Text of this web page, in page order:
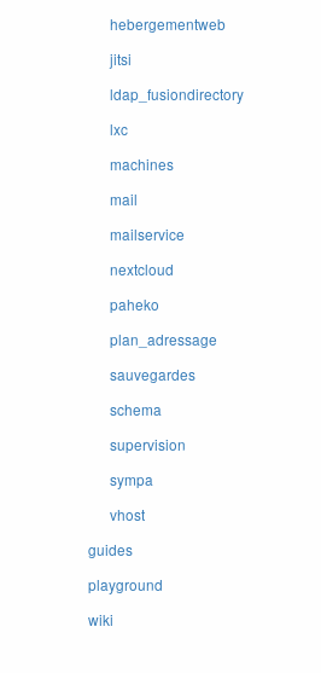
hebergementweb
jitsi
ldap_fusiondirectory
lxc
machines
mail
mailservice
nextcloud
paheko
plan_adressage
sauvegardes
schema
supervision
sympa
vhost
guides
playground
wiki